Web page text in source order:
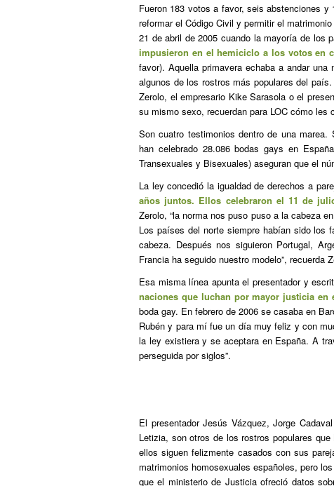
Fueron 183 votos a favor, seis abstenciones
reformar el Código Civil y permitir el
21 de abril de 2005 cuando la mayoría de los
impusieron en el hemiciclo a los votos en
favor). Aquella primavera echaba a andar
algunos de los rostros más populares del
Zerolo, el empresario Kike Sarasola o el
su mismo sexo, recuerdan para LOC cómo les
Son cuatro testimonios dentro de una
han celebrado 28.086 bodas gays en
Transexuales y Bisexuales) aseguran que el
La ley concedió la igualdad de derechos a
años juntos. Ellos celebraron el 11 de
Zerolo, “la norma nos puso puso a la cabeza
Los países del norte siempre habían sido los
cabeza. Después nos siguieron Portugal,
Francia ha seguido nuestro modelo”, recuerda
Esa misma línea apunta el presentador y
naciones que luchan por mayor justicia en
boda gay. En febrero de 2006 se casaba en
Rubén y para mí fue un día muy feliz y con
la ley existiera y se aceptara en España. A
perseguida por siglos”.
El presentador Jesús Vázquez, Jorge
Letizia, son otros de los rostros populares
ellos siguen felizmente casados con sus
matrimonios homosexuales españoles, pero
que el ministerio de Justicia ofreció datos